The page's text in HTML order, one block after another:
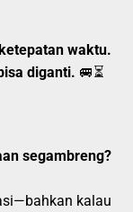
ketepatan waktu.
diganti. 🚐⏳
segambreng?
kalau